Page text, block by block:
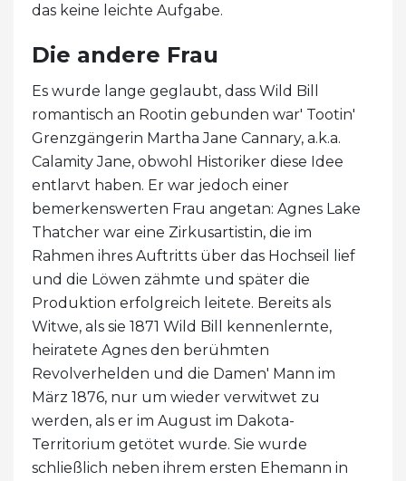
das keine leichte Aufgabe.
Die andere Frau
Es wurde lange geglaubt, dass Wild Bill
romantisch an Rootin gebunden war' Tootin'
Grenzgängerin Martha Jane Cannary, a.k.a.
Calamity Jane, obwohl Historiker diese Idee
entlarvt haben. Er war jedoch einer
bemerkenswerten Frau angetan: Agnes Lake
Thatcher war eine Zirkusartistin, die im
Rahmen ihres Auftritts über das Hochseil lief
und die Löwen zähmte und später die
Produktion erfolgreich leitete. Bereits als
Witwe, als sie 1871 Wild Bill kennenlernte,
heiratete Agnes den berühmten
Revolverhelden und die Damen' Mann im
März 1876, nur um wieder verwitwet zu
werden, als er im August im Dakota-
Territorium getötet wurde. Sie wurde
schließlich neben ihrem ersten Ehemann in